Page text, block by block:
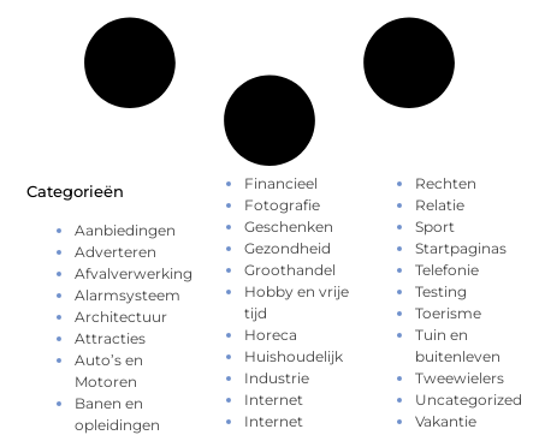
Categorieën
Aanbiedingen
Adverteren
Afvalverwerking
Alarmsysteem
Architectuur
Attracties
Auto’s en
Motoren
Banen en
opleidingen
Financieel
Fotografie
Geschenken
Gezondheid
Groothandel
Hobby en vrije
tijd
Horeca
Huishoudelijk
Industrie
Internet
Internet
Rechten
Relatie
Sport
Startpaginas
Telefonie
Testing
Toerisme
Tuin en
buitenleven
Tweewielers
Uncategorized
Vakantie